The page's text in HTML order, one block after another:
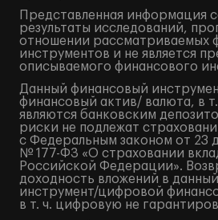
Представленная информация
результаты исследований,
отношении рассматриваемых
инструментов и не является
описываемого финансового
Данный финансовый
финансовый актив/ валюта, в
являются банковским
риски не подлежат
с Федеральным законом от 23
№ 177-ФЗ «О страховании
Российской Федерации».
доходность вложений в
инструмент/цифровой
в т. ч. цифровую не